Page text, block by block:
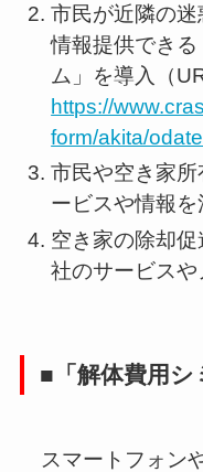
市民が近隣の
情報提供でき
ム」を導入（
https://
form/akita/
市民や空き家
ービスや情報
空き家の除却
社のサービス
■「解体費用
スマートフォン